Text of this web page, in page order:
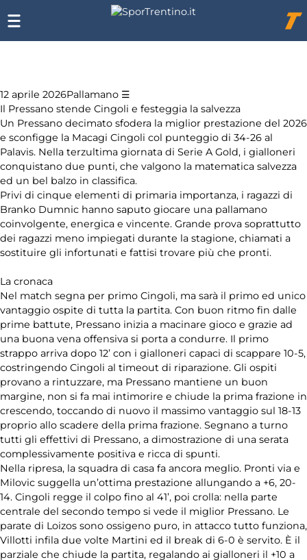
12 aprile 2026Pallamano
Il Pressano stende Cingoli e festeggia la salvezza
Un Pressano decimato sfodera la miglior prestazione del 2026
e sconfigge la Macagi Cingoli col punteggio di 34-26 al
Palavis. Nella terzultima giornata di Serie A Gold, i gialloneri
conquistano due punti, che valgono la matematica salvezza
ed un bel balzo in classifica.
Privi di cinque elementi di primaria importanza, i ragazzi di
Branko Dumnic hanno saputo giocare una pallamano
coinvolgente, energica e vincente. Grande prova soprattutto
dei ragazzi meno impiegati durante la stagione, chiamati a
sostituire gli infortunati e fattisi trovare più che pronti.
La cronaca
Nel match segna per primo Cingoli, ma sarà il primo ed unico
vantaggio ospite di tutta la partita. Con buon ritmo fin dalle
prime battute, Pressano inizia a macinare gioco e grazie ad
una buona vena offensiva si porta a condurre. Il primo
strappo arriva dopo 12’ con i gialloneri capaci di scappare 10-5,
costringendo Cingoli al timeout di riparazione. Gli ospiti
provano a rintuzzare, ma Pressano mantiene un buon
margine, non si fa mai intimorire e chiude la prima frazione in
crescendo, toccando di nuovo il massimo vantaggio sul 18-13
proprio allo scadere della prima frazione. Segnano a turno
tutti gli effettivi di Pressano, a dimostrazione di una serata
complessivamente positiva e ricca di spunti.
Nella ripresa, la squadra di casa fa ancora meglio. Pronti via e
Milovic suggella un’ottima prestazione allungando a +6, 20-
14. Cingoli regge il colpo fino al 41’, poi crolla: nella parte
centrale del secondo tempo si vede il miglior Pressano. Le
parate di Loizos sono ossigeno puro, in attacco tutto funziona,
Villotti infila due volte Martini ed il break di 6-0 è servito. È il
parziale che chiude la partita, regalando ai gialloneri il +10 a
degli
notizie:
Arti
marziali
Coni
Equitazione
dello Sport
Hockey su
ghiaccio
Novità
Olimpiadi
Pallamano
Redazionali
Rubriche
Rugby
Chi
siamo
Affiliazione